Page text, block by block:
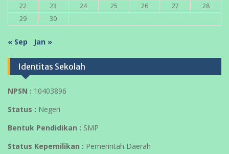
22
23 24 25 26 27
28
29
30
« Sep Jan »
Identitas Sekolah
NPSN : 10403896
Status : Negeri
Bentuk Pendidikan : SMP
Status Kepemilikan : Pemerintah Daerah